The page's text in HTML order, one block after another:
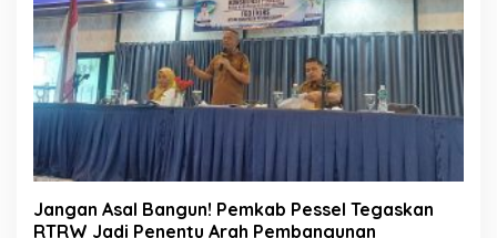
Jangan Asal Bangun! Pemkab Pessel Tegaskan
RTRW Jadi Penentu Arah Pembangunan